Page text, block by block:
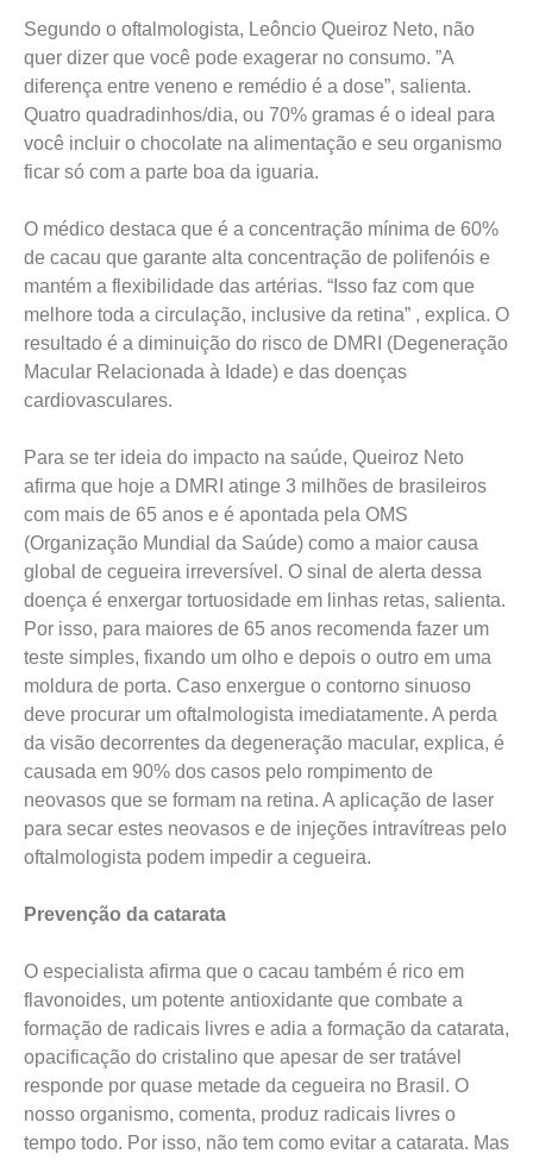
Segundo o oftalmologista, Leôncio Queiroz Neto, não
quer dizer que você pode exagerar no consumo. ”A
diferença entre veneno e remédio é a dose”, salienta.
Quatro quadradinhos/dia, ou 70% gramas é o ideal para
você incluir o chocolate na alimentação e seu organismo
ficar só com a parte boa da iguaria.
O médico destaca que é a concentração mínima de 60%
de cacau que garante alta concentração de polifenóis e
mantém a flexibilidade das artérias. “Isso faz com que
melhore toda a circulação, inclusive da retina” , explica. O
resultado é a diminuição do risco de DMRI (Degeneração
Macular Relacionada à Idade) e das doenças
cardiovasculares.
Para se ter ideia do impacto na saúde, Queiroz Neto
afirma que hoje a DMRI atinge 3 milhões de brasileiros
com mais de 65 anos e é apontada pela OMS
(Organização Mundial da Saúde) como a maior causa
global de cegueira irreversível. O sinal de alerta dessa
doença é enxergar tortuosidade em linhas retas, salienta.
Por isso, para maiores de 65 anos recomenda fazer um
teste simples, fixando um olho e depois o outro em uma
moldura de porta. Caso enxergue o contorno sinuoso
deve procurar um oftalmologista imediatamente. A perda
da visão decorrentes da degeneração macular, explica, é
causada em 90% dos casos pelo rompimento de
neovasos que se formam na retina. A aplicação de laser
para secar estes neovasos e de injeções intravítreas pelo
oftalmologista podem impedir a cegueira.
Prevenção da catarata
O especialista afirma que o cacau também é rico em
flavonoides, um potente antioxidante que combate a
formação de radicais livres e adia a formação da catarata,
opacificação do cristalino que apesar de ser tratável
responde por quase metade da cegueira no Brasil. O
nosso organismo, comenta, produz radicais livres o
tempo todo. Por isso, não tem como evitar a catarata. Mas